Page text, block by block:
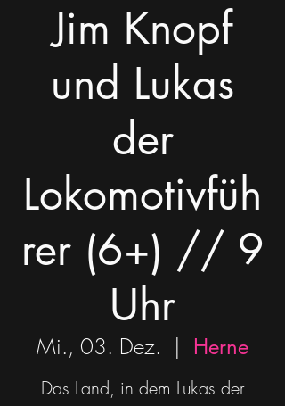
Jim Knopf
und Lukas
der
Lokomotivfüh
rer (6+) // 9
Uhr
Mi., 03. Dez.
  |
Herne
Das Land, in dem Lukas der